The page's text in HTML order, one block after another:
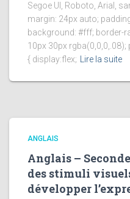
Segoe UI, Roboto, Arial,
margin: 24px auto;
background: #fff; border-
10px 30px
{ display:flex; Lire la suite
ANGLAIS
Anglais –
des stimuli
développer